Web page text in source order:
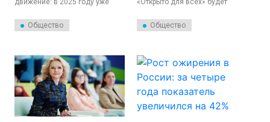
миллионов донаций.
Общество
ключевой российской
площадкой по вопросам
трудоустройства людей с
инвалидностью.
Общество